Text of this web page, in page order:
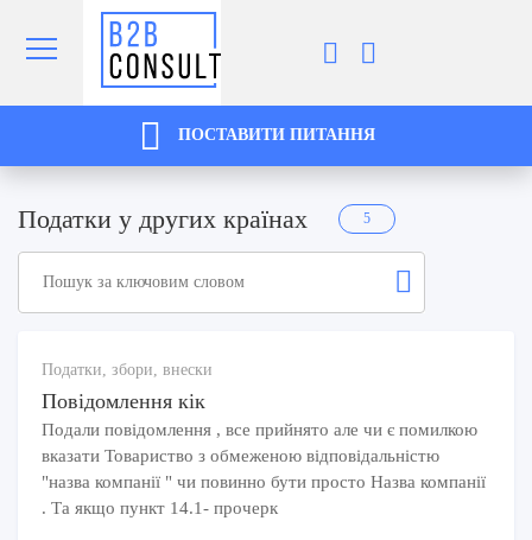
ПОСТАВИТИ ПИТАННЯ
Податки у других країнах 5
Податки, збори, внески
Повідомлення кік
Подали повідомлення , все прийнято але чи є помилкою
вказати Товариство з обмеженою відповідальністю
"назва компанії " чи повинно бути просто Назва компанії
. Та якщо пункт 14.1- прочерк